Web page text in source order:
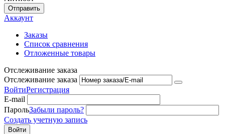
Отправить
Аккаунт
Заказы
Список сравнения
Отложенные товары
Отслеживание заказа
Отслеживание заказа
ВойтиРегистрация
E-mail
ПарольЗабыли пароль?
Создать учетную запись
Войти